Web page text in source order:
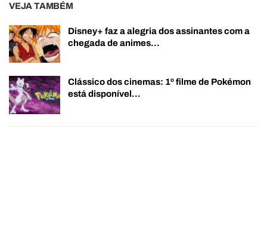
VEJA TAMBÉM
Disney+ faz a alegria dos assinantes com a
chegada de animes…
Clássico dos cinemas: 1º filme de Pokémon
está disponível…